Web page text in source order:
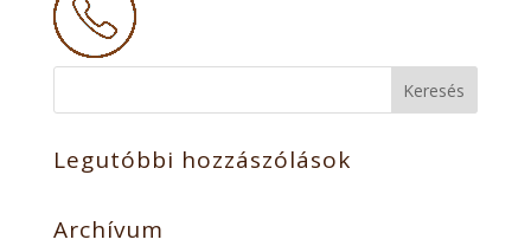
Legutóbbi hozzászólások
Archívum